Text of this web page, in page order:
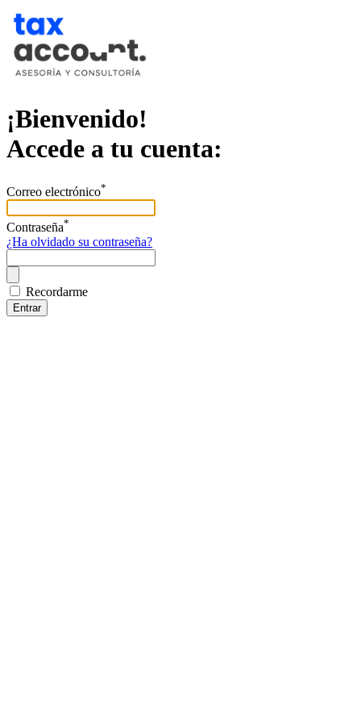
¡Bienvenido!
Accede a tu cuenta:
Correo electrónico*
Contraseña*
¿Ha olvidado su contraseña?
Recordarme
Entrar